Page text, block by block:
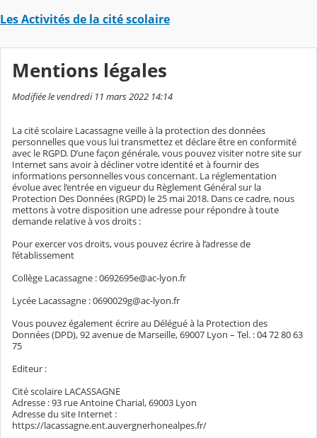
Les Activités de la cité scolaire
Mentions légales
Modifiée le vendredi 11 mars 2022 14:14
La cité scolaire Lacassagne veille à la protection des données
personnelles que vous lui transmettez et déclare être en conformité
avec le RGPD. D’une façon générale, vous pouvez visiter notre site sur
Internet sans avoir à décliner votre identité et à fournir des
informations personnelles vous concernant. La réglementation
évolue avec l’entrée en vigueur du Règlement Général sur la
Protection Des Données (RGPD) le 25 mai 2018. Dans ce cadre, nous
mettons à votre disposition une adresse pour répondre à toute
demande relative à vos droits :
Pour exercer vos droits, vous pouvez écrire à l’adresse de
l’établissement
Collège Lacassagne : 0692695e@ac-lyon.fr
Lycée Lacassagne : 0690029g@ac-lyon.fr
Vous pouvez également écrire au Délégué à la Protection des
Données (DPD), 92 avenue de Marseille, 69007 Lyon – Tel. : 04 72 80 63
75
Editeur :
Cité scolaire LACASSAGNE
Adresse : 93 rue Antoine Charial, 69003 Lyon
Adresse du site Internet :
https://lacassagne.ent.auvergnerhonealpes.fr/